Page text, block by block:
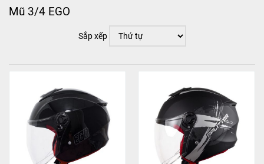
Mũ 3/4 EGO
Sắp xếp